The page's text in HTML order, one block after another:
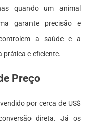
quando um animal
garante precisão e
a saúde e a
prática e eficiente.
Preço
por cerca de US$
direta. Já os